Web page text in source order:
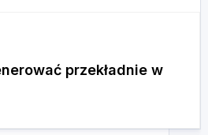
przekładnie w